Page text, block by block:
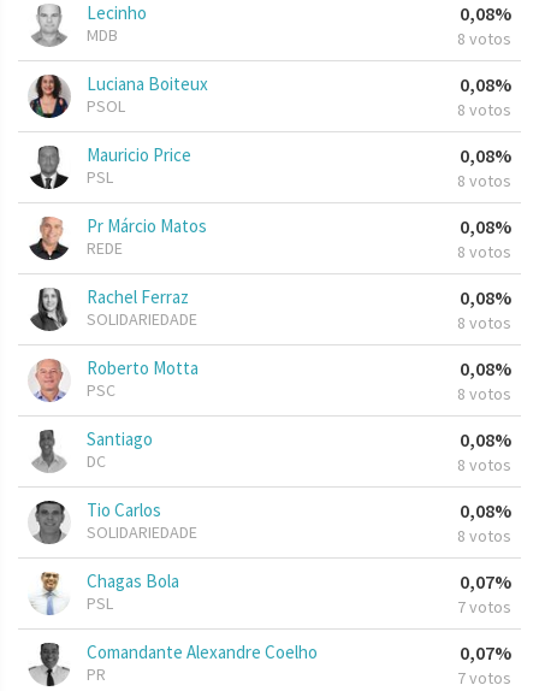
Lecinho
MDB
0,08%
8 votos
Luciana Boiteux
PSOL
0,08%
8 votos
Mauricio Price
PSL
0,08%
8 votos
Pr Márcio Matos
REDE
0,08%
8 votos
Rachel Ferraz
SOLIDARIEDADE
0,08%
8 votos
Roberto Motta
PSC
0,08%
8 votos
Santiago
DC
0,08%
8 votos
Tio Carlos
SOLIDARIEDADE
0,08%
8 votos
Chagas Bola
PSL
0,07%
7 votos
Comandante Alexandre Coelho
PR
0,07%
7 votos